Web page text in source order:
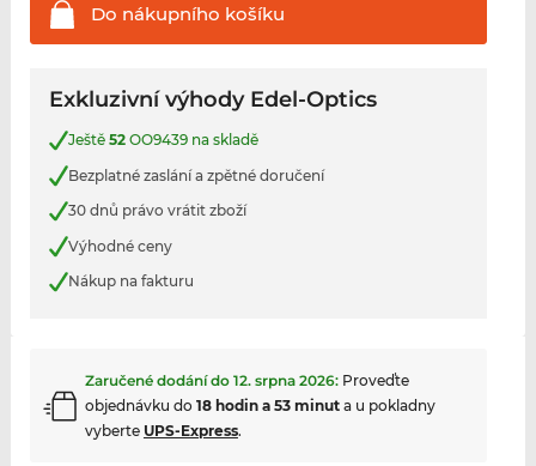
Do nákupního košíku
Exkluzivní výhody Edel-Optics
Ještě 52OO9439 na skladě
Bezplatné zaslání a zpětné doručení
30 dnů právo vrátit zboží
Výhodné ceny
Nákup na fakturu
Zaručené dodání do 12. srpna 2026: Proveďte
objednávku do 18 hodin a 53 minuta u pokladny
vyberte UPS-Express.